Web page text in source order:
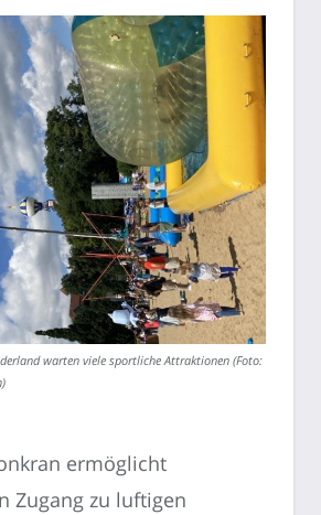
warten viele sportliche Attraktionen (Foto:
ermöglicht
Zugang zu luftigen